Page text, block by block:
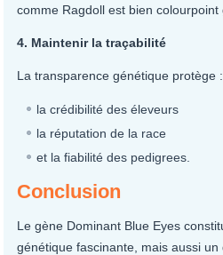
comme Ragdoll est bien colourpoint
4. Maintenir la traçabilité
La transparence génétique protège :
la crédibilité des éleveurs
la réputation de la race
et la fiabilité des pedigrees.
Conclusion
Le gène Dominant Blue Eyes
génétique fascinante, mais aussi